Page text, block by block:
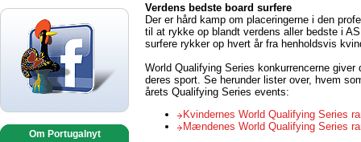
Om Portugalnyt
Verdens bedste board surfere
Der er hård kamp om placeringerne i den
til at rykke op blandt verdens aller bedste i
surfere rykker op hvert år fra henholdsvis
World Qualifying Series konkurrencerne
deres sport. Se herunder lister over, hvem
årets Qualifying Series events:
Kvindernes World Qualifying Series
Mændenes World Qualifying Series